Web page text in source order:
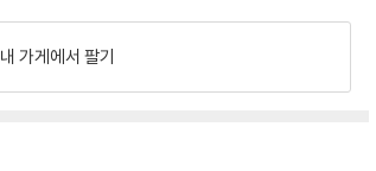
내 가게에서 팔기